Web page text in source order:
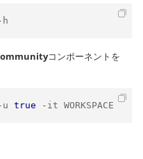
h
コンポーネントを
u true - it WORKSPACE